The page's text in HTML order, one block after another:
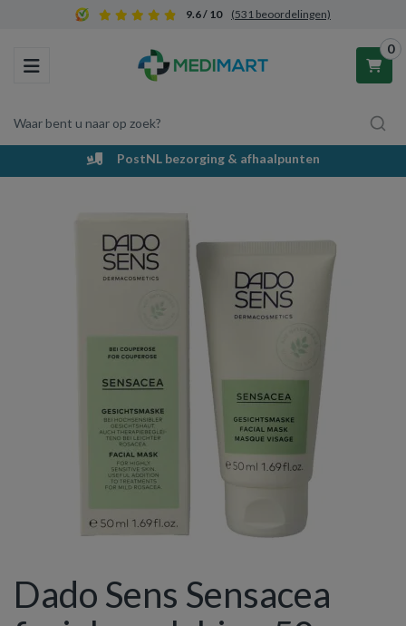
9.6 / 10 (531 beoordelingen)
Toggle navigation
Waar bent u naar op zoek?
0
Winkelwagen
Uw winkelwagen is leeg.
Vul hem met producten.
PostNL bezorging & afhaalpunten
Dado Sens Sensacea